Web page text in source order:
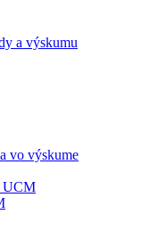
a výskumu
vo výskume
UCM